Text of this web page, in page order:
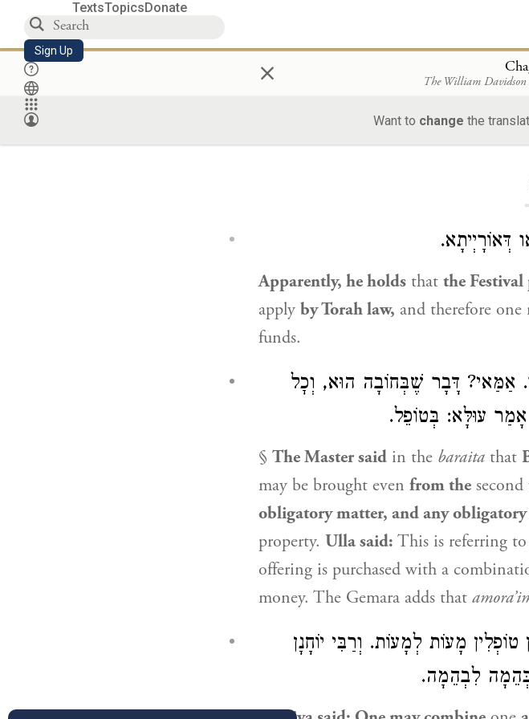
TextsTopicsDonate
Sign Up × The William
Want to change the
Apparently, he holds that the Festival
apply by Torah law, and therefore
funds.
דָּבָר שֶׁבְּחוֹבָה הוּא, וְכׇל
עוּלָּא: בְּטוֹפֵל.
§ The Master said in the baraita that
may be brought even from the second
obligatory matter, and any
property. Ullasaid: This is referring
offering is purchased with a
money. The Gemara adds that
מָעוֹת לְמָעוֹת. וְרַבִּי יוֹחָנָן
בְּהֵמָה לִבְהֵמָה.